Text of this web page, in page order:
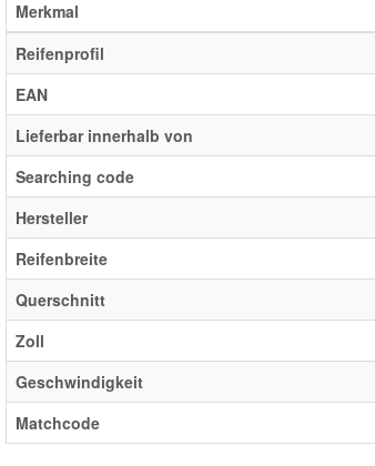
Merkmal
Reifenprofil
EAN
Lieferbar innerhalb von
Searching code
Hersteller
Reifenbreite
Querschnitt
Zoll
Geschwindigkeit
Matchcode